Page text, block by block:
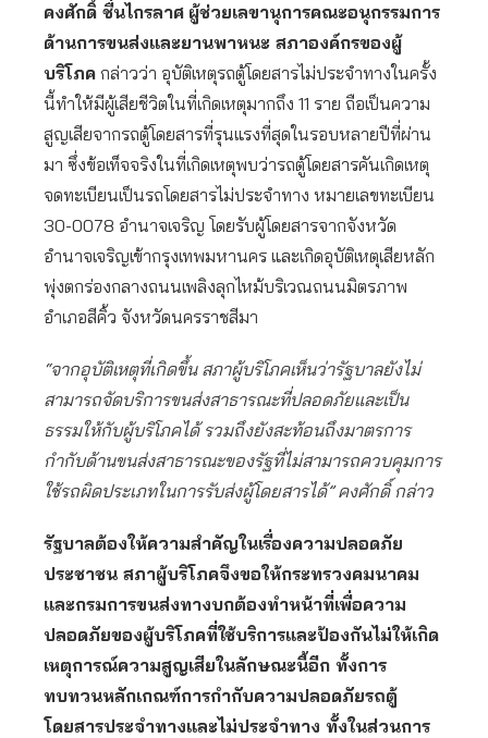
คงศักดิ์ ชื่นไกรลาศ ผู้ช่วยเลขานุการคณะอนุกรรมการ
ด้านการขนส่งและยานพาหนะ สภาองค์กรของผู้
บริโภค กล่าวว่า อุบัติเหตุรถตู้โดยสารไม่ประจำทางในครั้ง
นี้ทำให้มีผู้เสียชีวิตในที่เกิดเหตุมากถึง 11 ราย ถือเป็นความ
สูญเสียจากรถตู้โดยสารที่รุนแรงที่สุดในรอบหลายปีที่ผ่าน
มา ซึ่งข้อเท็จจริงในที่เกิดเหตุพบว่ารถตู้โดยสารคันเกิดเหตุ
จดทะเบียนเป็นรถโดยสารไม่ประจำทาง หมายเลขทะเบียน
30-0078 อำนาจเจริญ โดยรับผู้โดยสารจากจังหวัด
อำนาจเจริญเข้ากรุงเทพมหานคร และเกิดอุบัติเหตุเสียหลัก
พุ่งตกร่องกลางถนนเพลิงลุกไหม้บริเวณถนนมิตรภาพ
อำเภอสีคิ้ว จังหวัดนครราชสีมา
“จากอุบัติเหตุที่เกิดขึ้น สภาผู้บริโภคเห็นว่ารัฐบาลยังไม่
สามารถจัดบริการขนส่งสาธารณะที่ปลอดภัยและเป็น
ธรรมให้กับผู้บริโภคได้ รวมถึงยังสะท้อนถึงมาตรการ
กำกับด้านขนส่งสาธารณะของรัฐที่ไม่สามารถควบคุมการ
ใช้รถผิดประเภทในการรับส่งผู้โดยสารได้” คงศักดิ์ กล่าว
รัฐบาลต้องให้ความสำคัญในเรื่องความปลอดภัย
ประชาชน สภาผู้บริโภคจึงขอให้กระทรวงคมนาคม
และกรมการขนส่งทางบกต้องทำหน้าที่เพื่อความ
ปลอดภัยของผู้บริโภคที่ใช้บริการและป้องกันไม่ให้เกิด
เหตุการณ์ความสูญเสียในลักษณะนี้อีก ทั้งการ
ทบทวนหลักเกณฑ์การกำกับความปลอดภัยรถตู้
โดยสารประจำทางและไม่ประจำทาง ทั้งในส่วนการ